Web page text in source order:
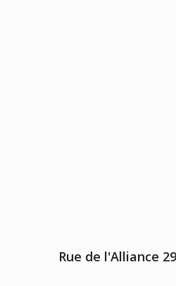
Rue de l'Alliance